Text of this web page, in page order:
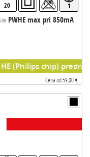
20 1
lmPWHE max pri 850mA
(Philips chip)
Cena od 59,00 €